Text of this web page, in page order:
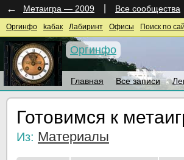
← Метаигра — 2009 Все сообщества
Оргинфо kaбак Лабиринт Офисы Поиск по
Оргинфо
Главная Все записи
Готовимся к
Из: Материалы